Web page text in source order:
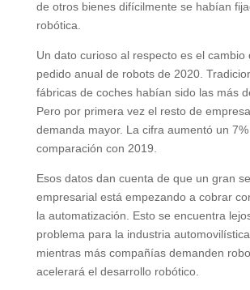
de otros bienes difícilmente se habían
robótica.
Un dato curioso al respecto es el cambio
pedido anual de robots de 2020.
fábricas de coches habían sido las más
Pero por primera vez el resto de
demanda mayor. La cifra aumentó un 7%
comparación con 2019.
Esos datos dan cuenta de que un gran
empresarial está empezando a cobrar
la automatización. Esto se encuentra
problema para la industria
mientras más compañías demanden
acelerará el desarrollo robótico.